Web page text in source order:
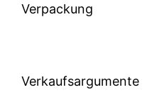
Verpackung
Verkaufsargumente